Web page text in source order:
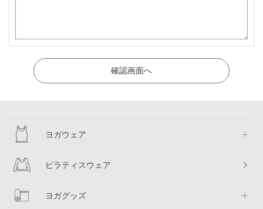
ヨガウェア
ピラティスウェア
ヨガグッズ